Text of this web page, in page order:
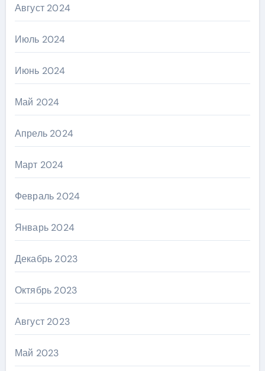
Август 2024
Июль 2024
Июнь 2024
Май 2024
Апрель 2024
Март 2024
Февраль 2024
Январь 2024
Декабрь 2023
Октябрь 2023
Август 2023
Май 2023